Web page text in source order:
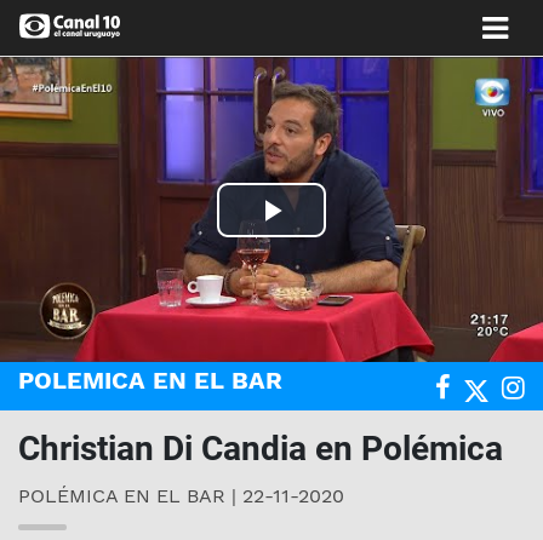
Play
Video
POLEMICA EN EL BAR
Christian Di Candia en Polémica
POLÉMICA EN EL BAR | 22-11-2020